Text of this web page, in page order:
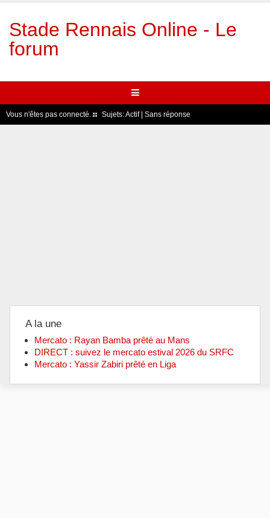
Stade Rennais Online - Le
forum
Vous n'êtes pas connecté. Sujets:Actif| Sans réponse
A la une
Mercato : Rayan Bamba prêté au Mans
DIRECT : suivez le mercato estival 2026 du SRFC
Mercato : Yassir Zabiri prêté en Liga